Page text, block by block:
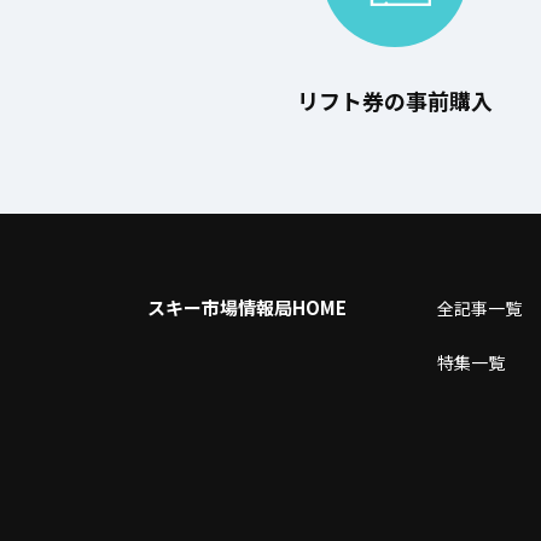
リフト券の事前購入
スキー市場情報局HOME 全記事⼀覧
特集一覧